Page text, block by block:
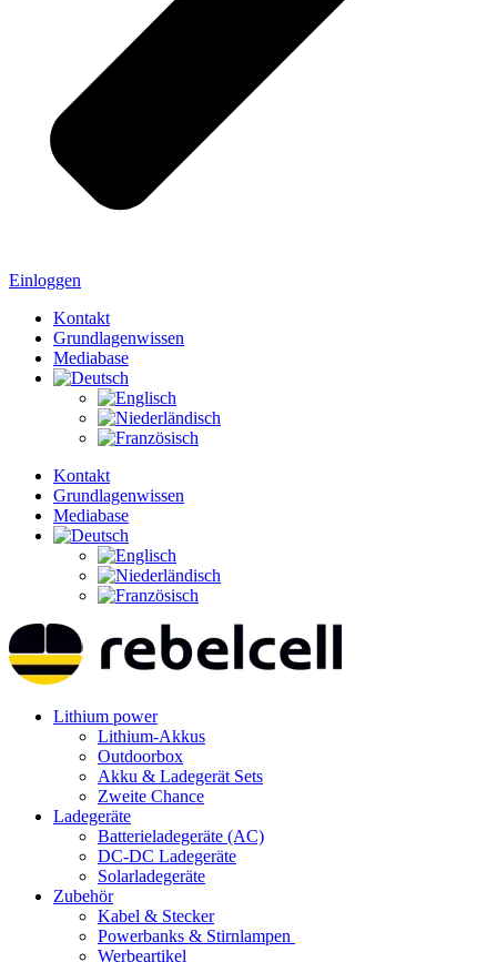
Einloggen
Kontakt
Grundlagenwissen
Mediabase
Kontakt
Grundlagenwissen
Mediabase
Lithium power
Lithium-Akkus
Outdoorbox
Akku & Ladegerät Sets
Zweite Chance
Ladegeräte
Batterieladegeräte (AC)
DC-DC Ladegeräte
Solarladegeräte
Zubehör
Kabel & Stecker
Powerbanks & Stirnlampen
Werbeartikel